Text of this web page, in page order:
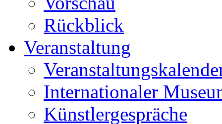
Rückblick
Veranstaltung
Internationaler
Künstlergespräche